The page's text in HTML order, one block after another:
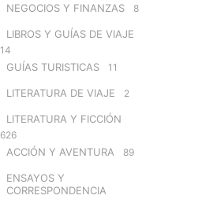
NEGOCIOS Y FINANZAS 8
LIBROS Y GUÍAS DE VIAJE
14
GUÍAS TURISTICAS 11
LITERATURA DE VIAJE 2
LITERATURA Y FICCIÓN
626
ACCIÓN Y AVENTURA 89
ENSAYOS Y
CORRESPONDENCIA